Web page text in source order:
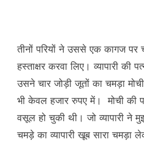
तीनों परियों ने उससे एक कागज पर
हस्ताक्षर करवा लिए। व्यापारी की
उसने चार जोड़ी जूतों का चमड़ा
भी केवल हजार रुपए में। मोची की
वसूल हो चुकी थी। जो व्यापारी ने
चमड़े का व्यापारी खूब सारा चमड़ा